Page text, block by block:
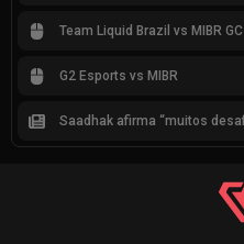
Team Liquid Brazil vs MIBR GC
G2 Esports vs MIBR